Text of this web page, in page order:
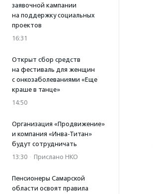
заявочной кампании
на поддержку социальных
проектов
16:31
Открыт сбор средств
на фестиваль для женщин
с онкозаболеваниями «Еще
краше в танце»
14:50
Организация «Продвижение»
и компания «Инва-Титан»
будут сотрудничать
13:30 · Прислано НКО
Пенсионеры Самарской
области освоят правила